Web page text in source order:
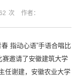
次 作者：
指动心语”手语合唱比
邀请了安徽建筑大学
任谢建，安徽农业大学